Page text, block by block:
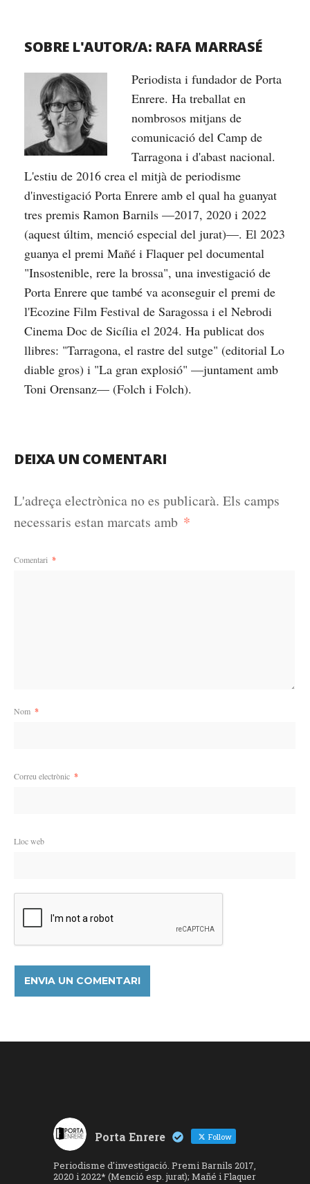
SOBRE L'AUTOR/A: RAFA MARRASÉ
Periodista i fundador de Porta
Enrere. Ha treballat en
nombrosos mitjans de
comunicació del Camp de
Tarragona i d'abast nacional.
L'estiu de 2016 crea el mitjà de periodisme
d'investigació Porta Enrere amb el qual ha guanyat
tres premis Ramon Barnils —2017, 2020 i 2022
(aquest últim, menció especial del jurat)—. El 2023
guanya el premi Mañé i Flaquer pel documental
"Insostenible, rere la brossa", una investigació de
Porta Enrere que també va aconseguir el premi de
l'Ecozine Film Festival de Saragossa i el Nebrodi
Cinema Doc de Sicília el 2024. Ha publicat dos
llibres: "Tarragona, el rastre del sutge" (editorial Lo
diable gros) i "La gran explosió" —juntament amb
Toni Orensanz— (Folch i Folch).
DEIXA UN COMENTARI
L'adreça electrònica no es publicarà. Els camps
necessaris estan marcats amb *
Comentari *
Nom *
Correu electrònic *
Lloc web
Porta Enrere Follow
Periodisme d'investigació. Premi Barnils 2017,
2020 i 2022* (Menció esp. jurat); Mañé i Flaquer